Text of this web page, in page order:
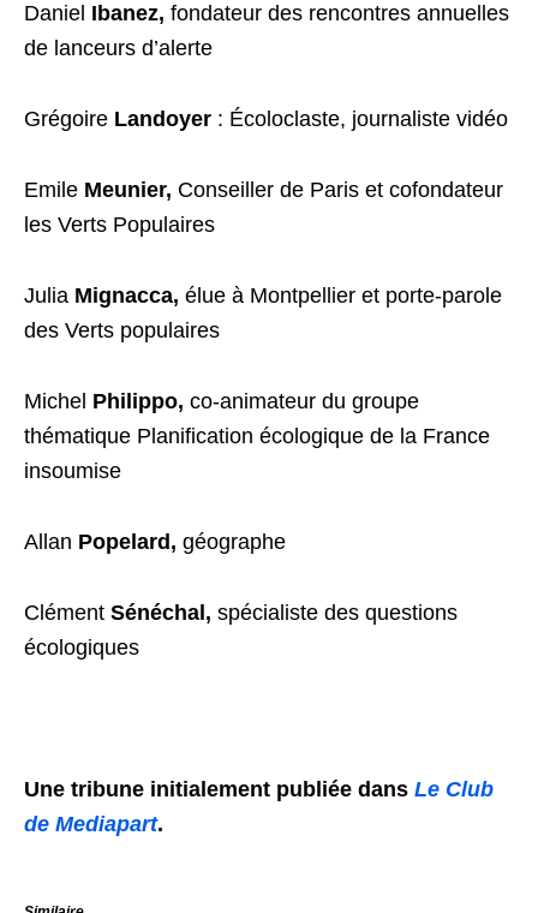
Daniel Ibanez, fondateur des rencontres annuelles
de lanceurs d’alerte
Grégoire Landoyer : Écoloclaste, journaliste vidéo
Emile Meunier, Conseiller de Paris et cofondateur
les Verts Populaires
Julia Mignacca, élue à Montpellier et porte-parole
des Verts populaires
Michel Philippo, co-animateur du groupe
thématique Planification écologique de la France
insoumise
Allan Popelard, géographe
Clément Sénéchal, spécialiste des questions
écologiques
Une tribune initialement publiée dans Le Club
de Mediapart.